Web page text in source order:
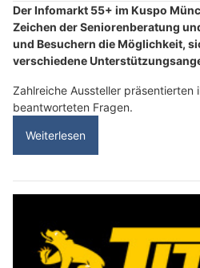
Der Infomarkt 55+ im Kuspo
Zeichen der Seniorenberatung
und Besuchern die Möglichkeit,
verschiedene
Zahlreiche Aussteller präsentierten
beantworteten Fragen.
Weiterlesen